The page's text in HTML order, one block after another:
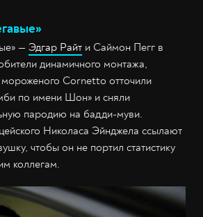
— Эдгар Райт и Саймон Пегг в
динамичного монтажа,
мороженого Cornetto отточили
по имени Шон» и сняли
пародию на бадди-муви.
Николаса Эйнджела ссылают
чтобы он не портил статистику
коллегам.